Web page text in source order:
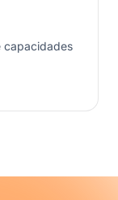
capacidades